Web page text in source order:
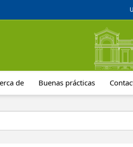
de Buenas prácticas